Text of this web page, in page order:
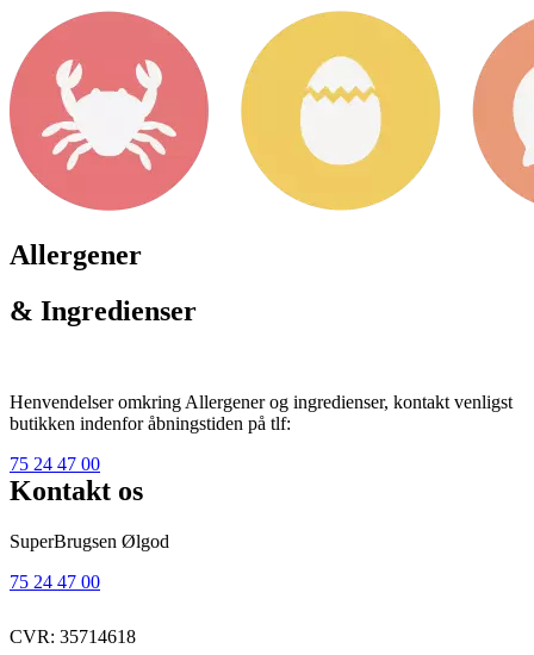
Allergener
& Ingredienser
Henvendelser omkring Allergener og ingredienser, kontakt venligst
butikken indenfor åbningstiden på tlf:
75 24 47 00
Kontakt os
SuperBrugsen Ølgod
75 24 47 00
CVR: 35714618